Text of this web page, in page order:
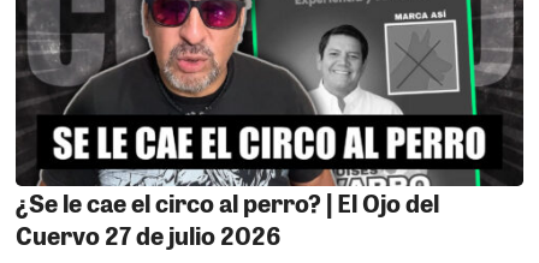
¿Se le cae el circo al perro? | El Ojo del
Cuervo 27 de julio 2026